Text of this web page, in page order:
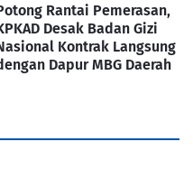
Rantai Pemerasan,
Desak Badan Gizi
Kontrak Langsung
Dapur MBG Daerah